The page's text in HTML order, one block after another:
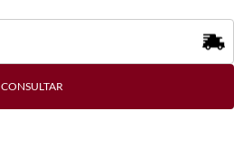
CONSULTAR